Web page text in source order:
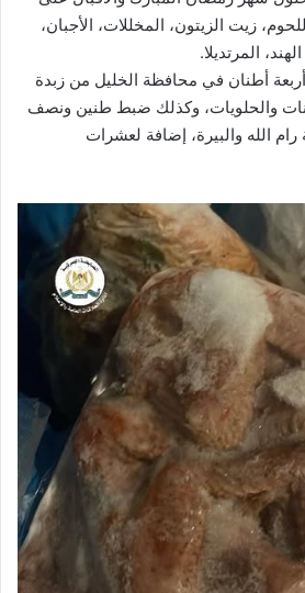
زيت الزيتون، المخللات، الأجبان،
المرتديلا.
أطنان في محافظة الخليل من زبدة
والحلويات، وكذلك ضبط طنين ونصف
الله والبيرة، إضافة لعشرات